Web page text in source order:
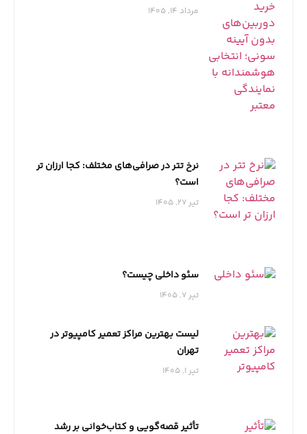
نمایندگی معتبر
مرداد 14, 1405
نرخ تتر در صرافی‌های مختلف: کجا ارزان تر
است؟
سئو داخلی چیست؟
لیست بهترین مراکز تعمیر کامپیوتر در
تهران
تأثیر قصه‌گویی و کتاب‌خوانی بر رشد